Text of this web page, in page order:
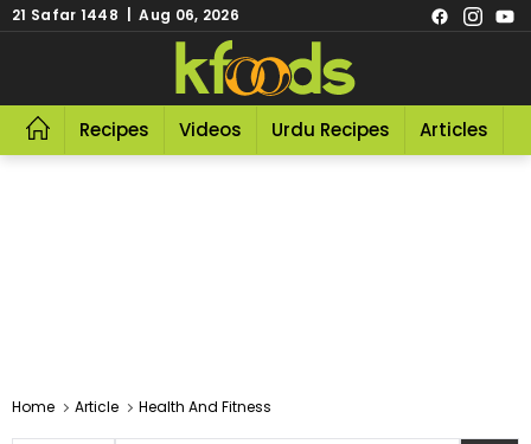
21 Safar 1448 | Aug 06, 2026
Recipes Videos Urdu Recipes Articles
Home Article Health And Fitness